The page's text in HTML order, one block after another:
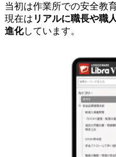
当初は作業所での安全教
現在は リアルに職長や職
進化しています。